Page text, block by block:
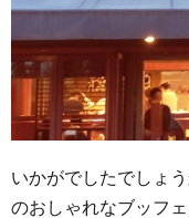
いかがでしたでしょ
のおしゃれなブッフェ